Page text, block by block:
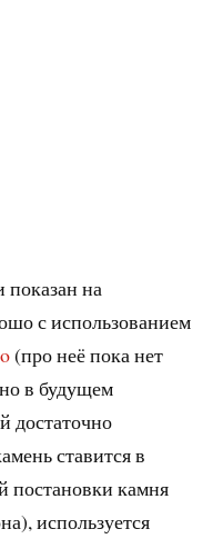
на
с использованием
(про неё пока нет
в будущем
достаточно
ставится в
постановки камня
используется